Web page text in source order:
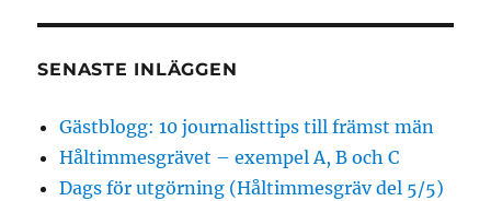
SENASTE INLÄGGEN
Gästblogg: 10 journalisttips till främst män
Håltimmesgrävet – exempel A, B och C
Dags för utgörning (Håltimmesgräv del 5/5)